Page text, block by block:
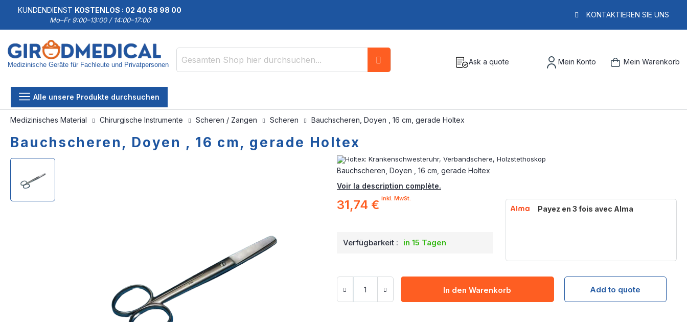
KUNDENDIENST KOSTENLOS : 02 40 58 98 00
Mo–Fr 9:00–13:00 / 14:00–17:00
KONTAKTIEREN SIE UNS
Medizinische Geräte für Fachleute und Privatpersonen Ask a quote Mein Konto Mein Warenkorb
Alle unsere Produkte durchsuchen
Medizinisches Material Chirurgische Instrumente Scheren / Zangen Scheren Bauchscheren, Doyen , 16 cm, gerade Holtex
Bauchscheren, Doyen , 16 cm, gerade Holtex
Bauchscheren, Doyen , 16 cm, gerade Holtex
Voir la description complète.
31,74 € inkl. MwSt.
Verfügbarkeit : in 15 Tagen
Payez en 3 fois avec Alma
In den Warenkorb Add to quote
Zum
der
Bildgalerie
springen
Zum
der
Bildgalerie
springen